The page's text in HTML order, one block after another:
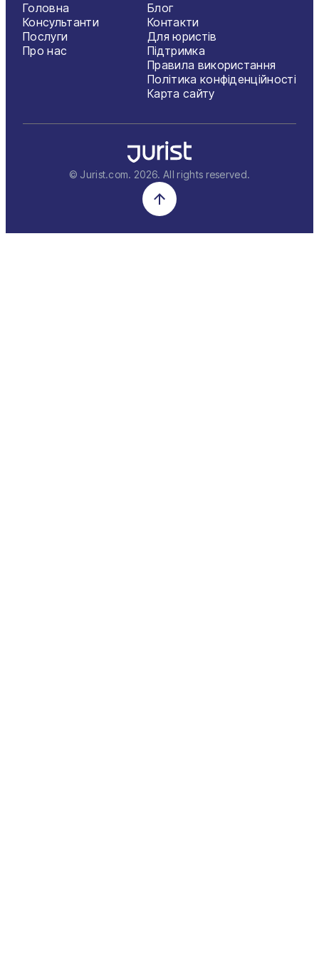
Головна
Консультанти
Послуги
Про нас
Блог
Контакти
Для юристів
Підтримка
Правила використання
Політика конфіденційності
Карта сайту
© Jurist.com. 2026. All rights reserved.